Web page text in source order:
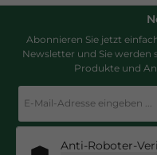
Abonnieren Sie jetzt
Newsletter und Sie werden
Produkte und
Mail-
Adresse
*
Anti-Roboter-